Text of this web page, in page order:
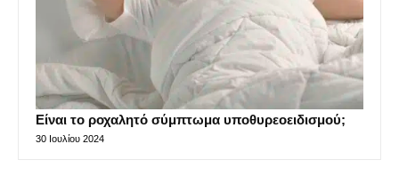
Είναι το ροχαλητό σύμπτωμα υποθυρεοειδισμού;
30 Ιουλίου 2024